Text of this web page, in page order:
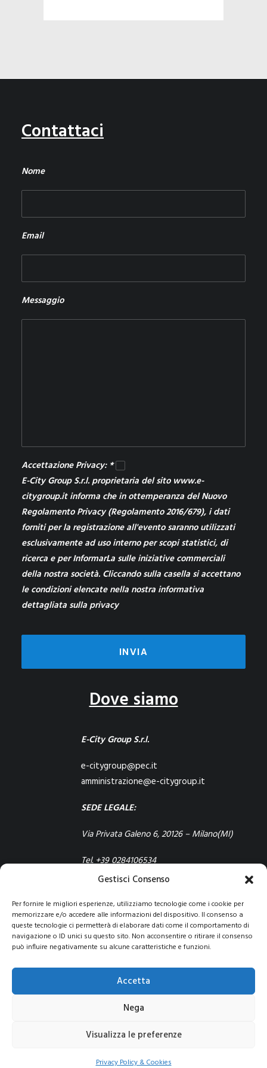
Gestisci Consenso
Per fornire le migliori esperienze, utilizziamo tecnologie come i cookie per
memorizzare e/o accedere alle informazioni del dispositivo. Il consenso a
queste tecnologie ci permetterà di elaborare dati come il comportamento di
navigazione o ID unici su questo sito. Non acconsentire o ritirare il consenso
può influire negativamente su alcune caratteristiche e funzioni.
Accetta
Nega
Visualizza le preferenze
Privacy Policy & Cookies
Contattaci
Nome
Email
Messaggio
Accettazione Privacy: *
E-City Group S.r.l. proprietaria del sito www.e-
citygroup.it informa che in ottemperanza del Nuovo
Regolamento Privacy (Regolamento 2016/679), i dati
forniti per la registrazione all'evento saranno utilizzati
esclusivamente ad uso interno per scopi statistici, di
ricerca e per InformarLa sulle iniziative commerciali
della nostra società. Cliccando sulla casella si accettano
le condizioni elencate nella nostra informativa
dettagliata sullaprivacy
Dove siamo
E-City Group S.r.l.
e-citygroup@pec.it
amministrazione@e-citygroup.it
SEDE LEGALE:
Via Privata Galeno 6, 20126 – Milano(MI)
Tel. +39 0284106534
SEDE LEGALE:Via Privata Galeno 6, 20126 – Milano(MI)REA MI 2112156 – C.F.
Privacy e Cookie Policy